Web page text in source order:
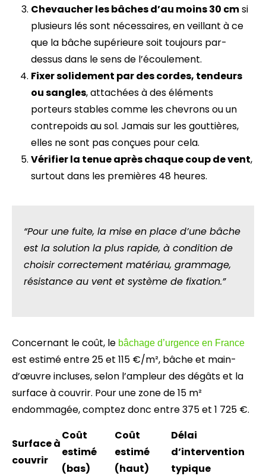
Chevaucher les bâches d’au moins 30 cmsi
plusieurs lés sont nécessaires, en veillant à ce
que la bâche supérieure soit toujours par-
dessus dans le sens de l’écoulement.
Fixer solidement par des cordes, tendeurs
ou sangles, attachées à des éléments
porteurs stables comme les chevrons ou un
contrepoids au sol. Jamais sur les gouttières,
elles ne sont pas conçues pour cela.
Vérifier la tenue après chaque coup de vent,
surtout dans les premières 48 heures.
“Pour une fuite, la mise en place d’une bâche
est la solution la plus rapide, à condition de
choisir correctement matériau, grammage,
résistance au vent et système de fixation.”
Concernant le coût, le bâchage d’urgence en France
est estimé entre 25 et 115 €/m², bâche et main-
d’œuvre incluses, selon l’ampleur des dégâts et la
surface à couvrir. Pour une zone de 15 m²
endommagée, comptez donc entre 375 et 1 725 €.
Surface à
couvrir
Coût
estimé
(bas)
Coût
estimé
(haut)
Délai
d’intervention
typique